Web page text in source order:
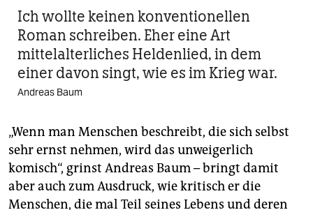
Ich wollte keinen konventionellen
Roman schreiben. Eher eine Art
mittelalterliches Heldenlied, in dem
einer davon singt, wie es im Krieg war.
Andreas Baum
„Wenn man Menschen beschreibt, die sich selbst
sehr ernst nehmen, wird das unweigerlich
komisch“, grinst Andreas Baum – bringt damit
aber auch zum Ausdruck, wie kritisch er die
Menschen, die mal Teil seines Lebens und deren